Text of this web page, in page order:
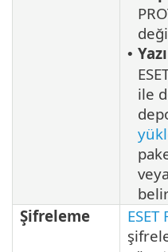
•
ile
Şifreleme